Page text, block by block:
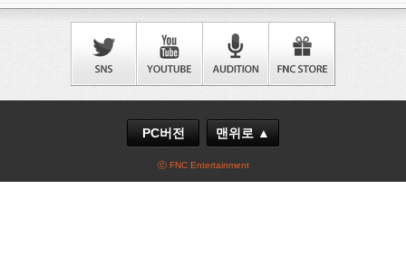
PC버전 맨위로 ▲
ⓒ FNC Entertainment